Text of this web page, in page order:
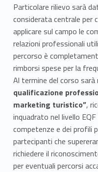
Particolare rilievo sarà
considerata centrale per
applicare sul campo le
relazioni professionali
percorso è
rimborsi spese per la
Al termine del corso sarà
qualificazione
marketing turistico”,
inquadrato nel livello
competenze e dei profili
partecipanti che
richiedere il
per eventuali percorsi